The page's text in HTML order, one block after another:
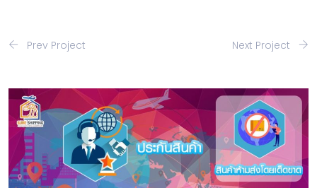
Prev Project Next Project